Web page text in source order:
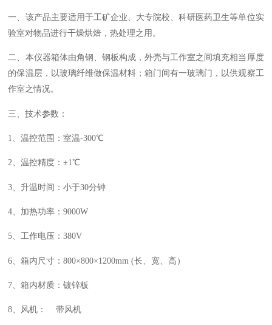
一、 该产品主要适用于工矿企业、大专院校、科研医药卫生等单位实
验室对物品进行干燥烘焙，热处理之用。
二、 本仪器箱体由角钢、钢板构成，外壳与工作室之间填充相当厚度
的保温层，以玻璃纤维做保温材料；箱门间有一玻璃门，以供观察工
作室之情况。
三、技术参数：
1、温控范围：室温-300℃
2、温控精度：±1℃
3、升温时间：小于30分钟
4、加热功率：9000W
5、工作电压：380V
6、箱内尺寸：800×800×1200mm (长、宽、高）
7、箱内材质：镀锌板
8、风机： 带风机